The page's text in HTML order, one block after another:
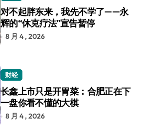
对不起胖东来，我先不学了——永
辉的“休克疗法”宣告暂停
8 月 4 , 2026
财经
长鑫上市只是开胃菜：合肥正在下
一盘你看不懂的大棋
8 月 4 , 2026